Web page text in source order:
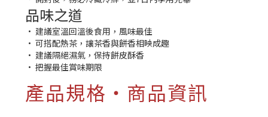
品味之道
• 建議室溫回溫後食用，風味最佳
• 可搭配熱茶，讓茶香與餅香相映成趣
• 建議隔絕濕氣，保持餅皮酥香
• 把握最佳賞味期限
產品規格・商品資訊